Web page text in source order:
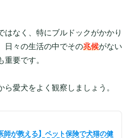
はなく、特にブルドックがかかり
日々の生活の中でその兆候がない
要です。
ら愛犬をよく観察しましょう。
師が教える】ペット保険で犬猫の健